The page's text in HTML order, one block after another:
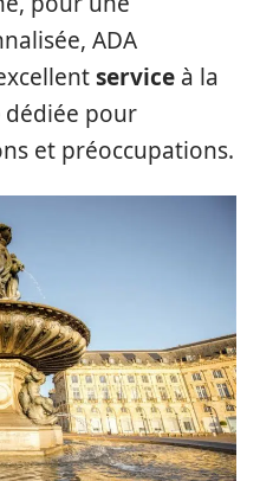
ADA
service à la
dédiée pour
et préoccupations.